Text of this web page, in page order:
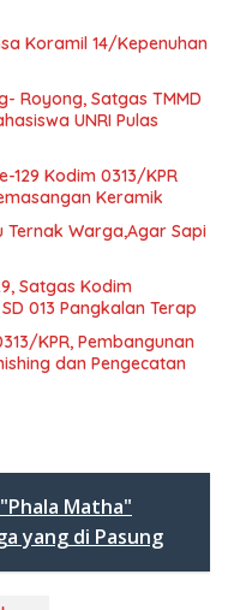
Koramil 14/Kepenuhan
Royong, Satgas TMMD
UNRI Pulas
129 Kodim 0313/KPR
Keramik
Ternak Warga,Agar Sapi
Satgas Kodim
013 Pangkalan Terap
KPR, Pembangunan
dan Pengecatan
Matha"
yang di Pasung